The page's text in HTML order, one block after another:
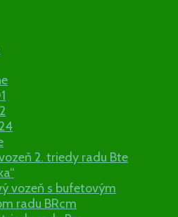
2. triedy radu Bte
vozeň s bufetovým
radu BRcm